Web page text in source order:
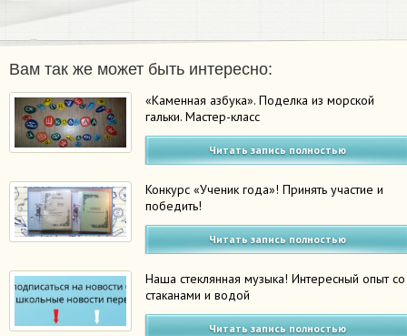
Вам так же может быть интересно:
«Каменная азбука». Поделка из морской
гальки. Мастер-класс
Читать запись полностью
Конкурс «Ученик года»! Принять участие и
победить!
Читать запись полностью
Наша стеклянная музыка! Интересный опыт со
стаканами и водой
Читать запись полностью